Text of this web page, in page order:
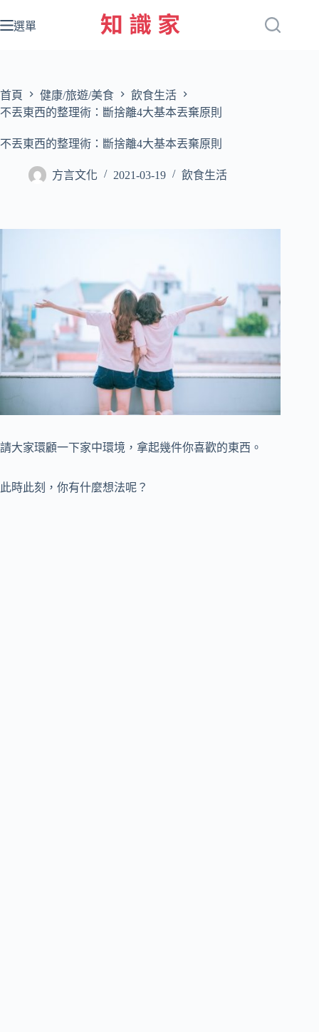
至
容
選單
首頁 健康/旅遊/美食
飲食生活
不丟東西的整理術：斷捨離4大基本丟棄原則
不丟東西的整理術：斷捨離4大基本丟棄原則
方言文化 2021-03-19 飲食生活
請大家環顧一下家中環境，拿起幾件你喜歡的東西。
此時此刻，你有什麼想法呢？